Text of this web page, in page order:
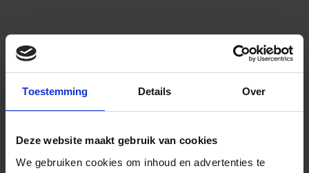
Toestemming Details Over
Deze website maakt gebruik van cookies
We gebruiken cookies om inhoud en advertenties te